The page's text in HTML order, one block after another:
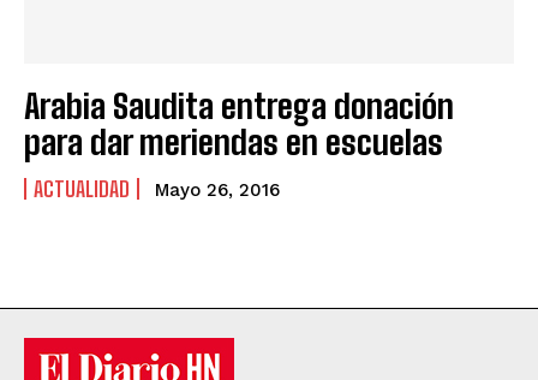
Arabia Saudita entrega donación
para dar meriendas en escuelas
ACTUALIDAD Mayo 26, 2016